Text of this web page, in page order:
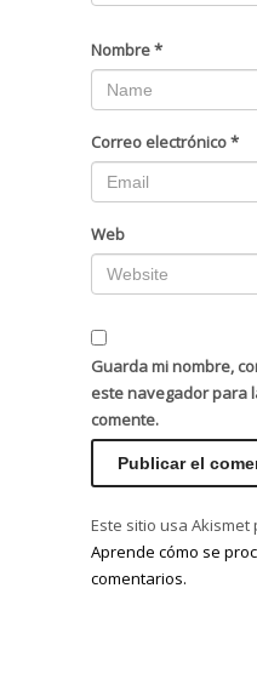
Nombre*
Correo electrónico*
Web
Guarda mi nombre,
este navegador para
comente.
Este sitio usa
Aprende cómo se
comentarios.